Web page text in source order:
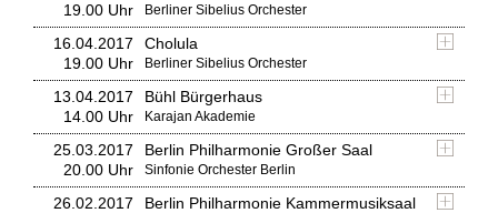
19.00 Uhr
Berliner Sibelius Orchester
16.04.2017
19.00 Uhr
Cholula
Berliner Sibelius Orchester
13.04.2017
14.00 Uhr
Bühl Bürgerhaus
Karajan Akademie
25.03.2017
20.00 Uhr
Berlin Philharmonie Großer Saal
Sinfonie Orchester Berlin
26.02.2017
Berlin Philharmonie Kammermusiksaal